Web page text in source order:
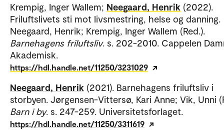
Krempig, Inger Wallem; Neegaard, Henrik (2022).
Friluftslivets sti mot livsmestring, helse og danning.
Neegaard, Henrik; Krempig, Inger Wallem (Red.).
Barnehagens friluftsliv. s. 202-2010. Cappelen
Akademisk.
https://hdl.handle.net/11250/3231029
Neegaard, Henrik (2021). Barnehagens friluftsliv i
storbyen. Jørgensen-Vittersø, Kari Anne; Vik, Unni
Barn i by. s. 247-259. Universitetsforlaget.
https://hdl.handle.net/11250/3311619